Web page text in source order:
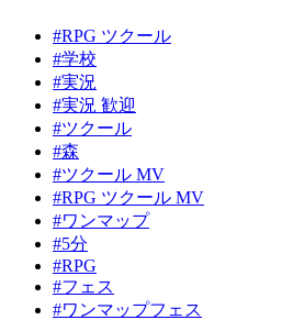
#RPG ツクール
#学校
#実況
#実況 歓迎
#ツクール
#森
#ツクール MV
#RPG ツクール MV
#ワンマップ
#5分
#RPG
#フェス
#ワンマップフェス